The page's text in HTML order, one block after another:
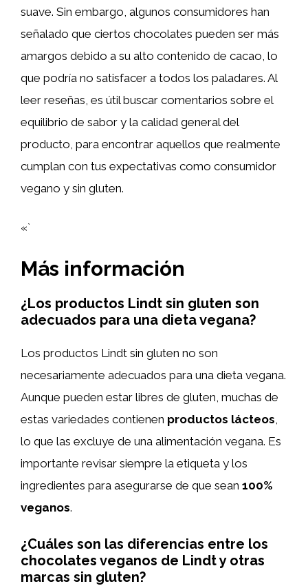
suave. Sin embargo, algunos consumidores han
señalado que ciertos chocolates pueden ser más
amargos debido a su alto contenido de cacao, lo
que podría no satisfacer a todos los paladares. Al
leer reseñas, es útil buscar comentarios sobre el
equilibrio de sabor y la calidad general del
producto, para encontrar aquellos que realmente
cumplan con tus expectativas como consumidor
vegano y sin gluten.
«`
Más información
¿Los productos Lindt sin gluten son
adecuados para una dieta vegana?
Los productos Lindt sin gluten no son
necesariamente adecuados para una dieta vegana.
Aunque pueden estar libres de gluten, muchas de
estas variedades contienen productos lácteos
lo que las excluye de una alimentación vegana. Es
importante revisar siempre la etiqueta y los
ingredientes para asegurarse de que sean 100%
veganos.
¿Cuáles son las diferencias entre los
chocolates veganos de Lindt y otras
marcas sin gluten?